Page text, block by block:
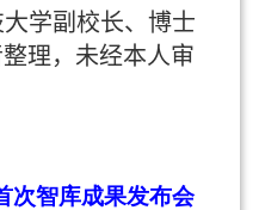
大学副校长、博士
理，未经本人审
次智库成果发布会